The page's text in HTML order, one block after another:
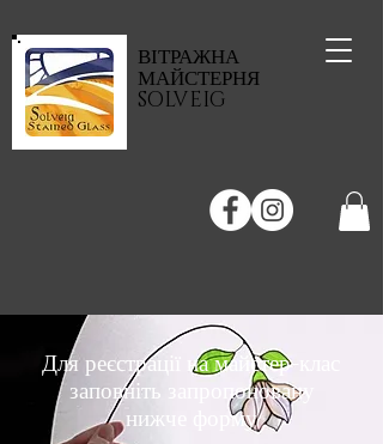
ВІТРАЖНА
МАЙСТЕРНЯ
SOLVEIG
Для реєстрації на майстер-клас
заповніть запропоновану
нижче форму